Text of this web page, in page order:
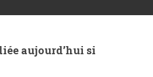
aujourd’hui si